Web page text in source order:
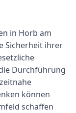
in Horb am
Sicherheit ihrer
Durchführung
können
schaffen